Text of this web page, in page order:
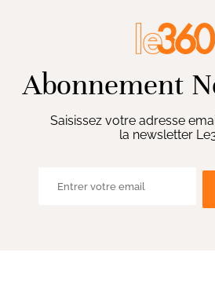
Abonnement
Saisissez votre adresse
la newsletter